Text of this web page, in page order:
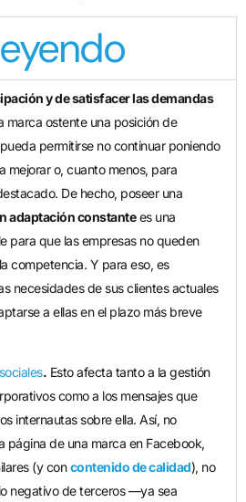
y de satisfacer las demandas
marca ostente una posición de
permitirse no continuar poniendo
mejorar o, cuanto menos, para
De hecho, poseer una
adaptación constantees una
para que las empresas no queden
competencia. Y para eso, es
necesidades de sus clientes actuales
a ellas en el plazo más breve
. Esto afecta tanto a la gestión
como a los mensajes que
internautas sobre ella. Así, no
página de una marca en Facebook,
(y concontenido de calidad), no
negativo de terceros —ya sea